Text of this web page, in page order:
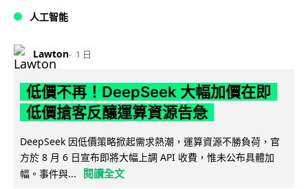
人工智能
Lawton 1 日
低價不再！DeepSeek 大幅加價在即
低價搶客反釀運算資源告急
DeepSeek 因低價策略掀起需求熱潮，運算資源不勝負荷，官
方於 8 月 6 日宣布即將大幅上調 API 收費，惟未公布具體加
幅。事件與...
閱讀全文